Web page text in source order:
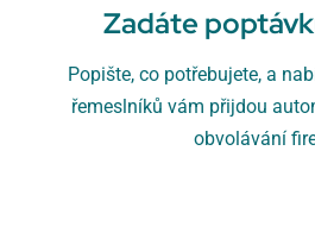
Zadáte
Popište, co potřebujete, a
řemeslníků vám přijdou
obvolávání